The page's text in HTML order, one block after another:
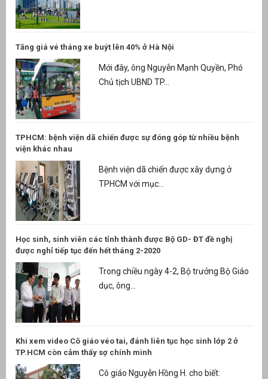
Tăng giá vé tháng xe buýt lên 40% ở Hà Nội
Mới đây, ông Nguyễn Mạnh Quyền, Phó
Chủ tịch UBND TP...
TPHCM: bệnh viện dã chiến được sự đóng góp từ nhiều bệnh
viện khác nhau
Bệnh viện dã chiến được xây dựng ở
TPHCM với mục...
Học sinh, sinh viên các tỉnh thành được Bộ GD- ĐT đề nghị
được nghỉ tiếp tục đến hết tháng 2-2020
Trong chiều ngày 4-2, Bộ trưởng Bộ Giáo
dục, ông...
Khi xem video Cô giáo véo tai, đánh liên tục học sinh lớp 2 ở
TP.HCM còn cảm thấy sợ chính mình
Cô giáo Nguyễn Hồng H. cho biết: